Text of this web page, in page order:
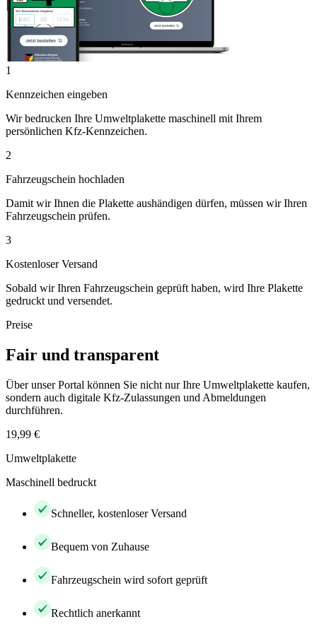
1
Kennzeichen eingeben
Wir bedrucken Ihre Umweltplakette maschinell mit Ihrem
persönlichen Kfz-Kennzeichen.
2
Fahrzeugschein hochladen
Damit wir Ihnen die Plakette aushändigen dürfen, müssen wir Ihren
Fahrzeugschein prüfen.
3
Kostenloser Versand
Sobald wir Ihren Fahrzeugschein geprüft haben, wird Ihre Plakette
gedruckt und versendet.
Preise
Fair und transparent
Über unser Portal können Sie nicht nur Ihre Umweltplakette kaufen,
sondern auch digitale Kfz-Zulassungen und Abmeldungen
durchführen.
19,99 €
Umweltplakette
Maschinell bedruckt
Schneller, kostenloser Versand
Bequem von Zuhause
Fahrzeugschein wird sofort geprüft
Rechtlich anerkannt